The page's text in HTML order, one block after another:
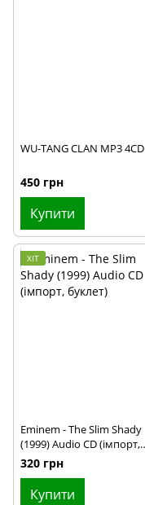
WU-TANG CLAN MP3 4CD
450 грн
Купити
ХІТ
Eminem - The Slim Shady
(1999) Audio CD (імпорт,
буклет)
320 грн
Купити